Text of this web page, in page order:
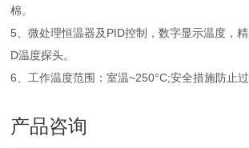
棉。
5、微处理恒温器及PID控制，数字显示温度，
D温度探头。
6、工作温度范围：室温~250°C;安全措施防止过
产品咨询